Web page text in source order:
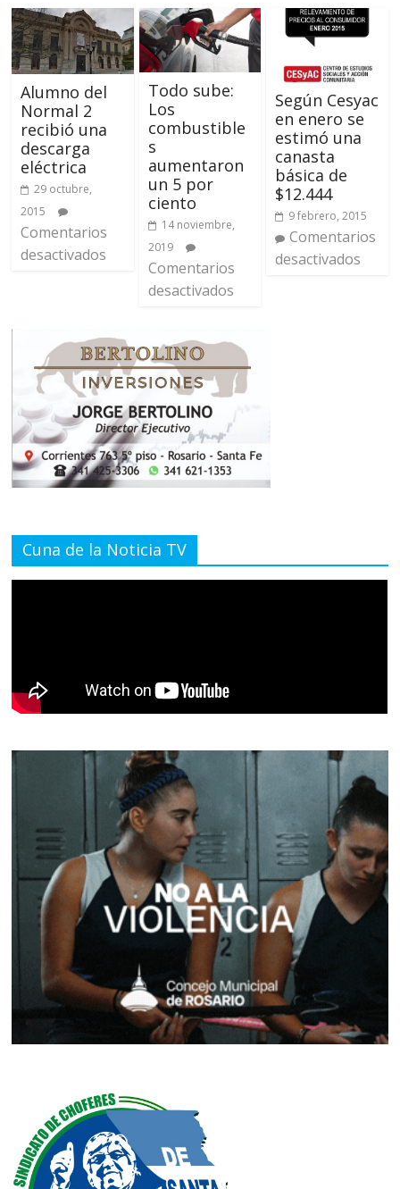
Alumno del
Normal 2
recibió una
descarga
eléctrica
29 octubre,
2015
Comentarios
desactivados
Todo sube:
Los
combustible
s
aumentaron
un 5 por
ciento
14 noviembre,
2019
Comentarios
desactivados
Según Cesyac
en enero se
estimó una
canasta
básica de
$12.444
9 febrero, 2015
Comentarios
desactivados
Cuna de la Noticia TV